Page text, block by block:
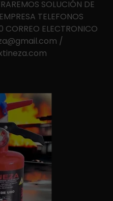
SOLUCIÓN DE
TELEFONOS
ELECTRONICO
/